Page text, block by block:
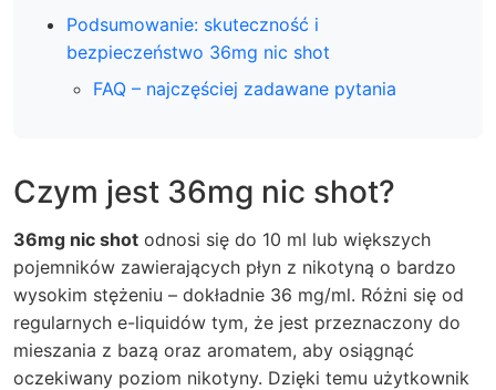
Podsumowanie: skuteczność i
bezpieczeństwo 36mg nic shot
FAQ – najczęściej zadawane pytania
Czym jest 36mg nic shot?
36mg nic shot odnosi się do 10 ml lub większych
pojemników zawierających płyn z nikotyną o bardzo
wysokim stężeniu – dokładnie 36 mg/ml. Różni się od
regularnych e-liquidów tym, że jest przeznaczony do
mieszania z bazą oraz aromatem, aby osiągnąć
oczekiwany poziom nikotyny. Dzięki temu użytkownik